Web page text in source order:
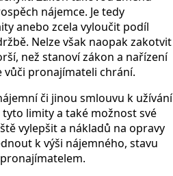
nájemce. Je tedy
anebo zcela vyloučit podíl
Nelze však naopak zakotvit
než stanoví zákon a nařízení
vůči pronajímateli chrání.
či jinou smlouvu k užívání
limity a také možnost své
vylepšit a nákladů na opravy
k výši nájemného, stavu